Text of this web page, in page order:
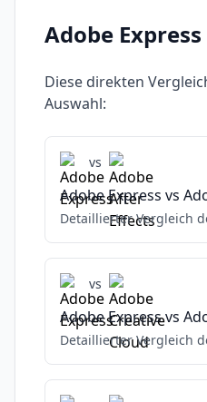
Adobe Express
Diese direkten
Auswahl:
vs
Adobe Express vs
Detaillierter Vergleich
vs
Adobe Expressvs
Detaillierter Vergleich